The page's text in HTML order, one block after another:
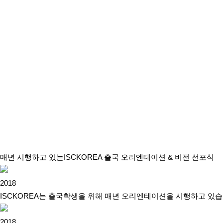
매년 시행하고 있는ISCKOREA 출국 오리엔테이션 & 비전 선포식
2018
ISCKOREA는 출국학생을 위해 매년 오리엔테이션을 시행하고 있